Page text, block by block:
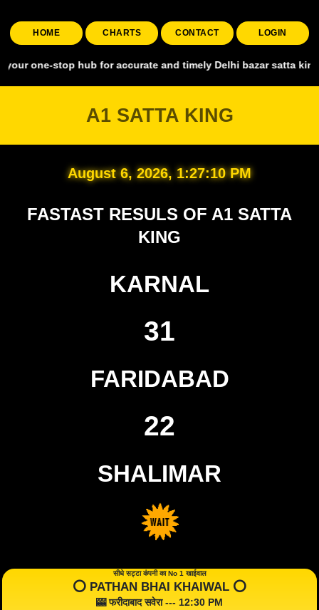
HOME CHARTS CONTACT LOGIN
hub for accurate and timely Delhi bazar satta king,
A1 SATTA KING
August 6, 2026, 1:27:11 PM
FASTAST RESULS OF A1 SATTA
KING
KARNAL
31
FARIDABAD
22
SHALIMAR
सीधे सट्टा कंपनी का No 1 खाईवाल
⭕️ PATHAN BHAI KHAIWAL ⭕️
🎰 फरीदाबाद सवेरा --- 12:30 PM